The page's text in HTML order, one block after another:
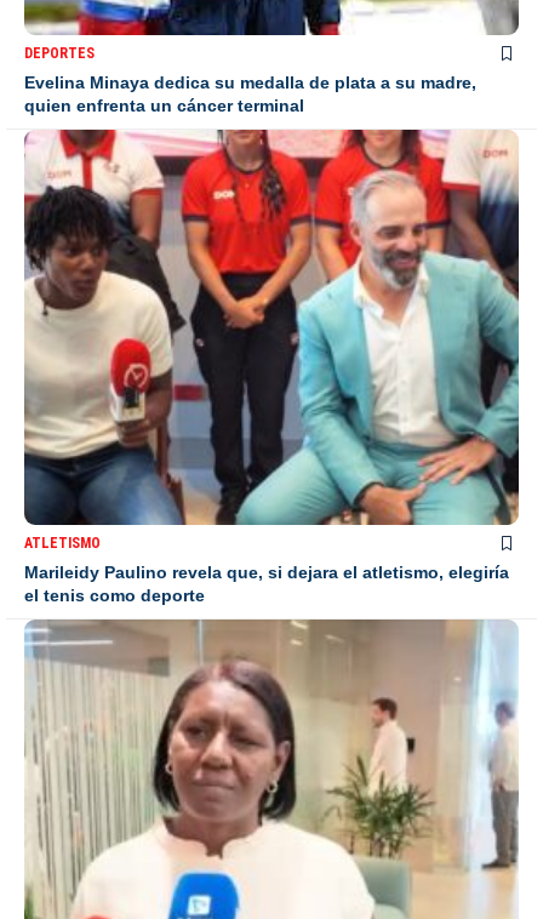
DEPORTES
Evelina Minaya dedica su medalla de plata a su madre,
quien enfrenta un cáncer terminal
ATLETISMO
Marileidy Paulino revela que, si dejara el atletismo, elegiría
el tenis como deporte